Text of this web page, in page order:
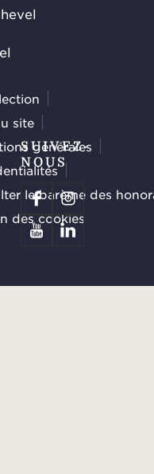
site
générales
le barème des
des cookies
SUIVEZ-
NOUS